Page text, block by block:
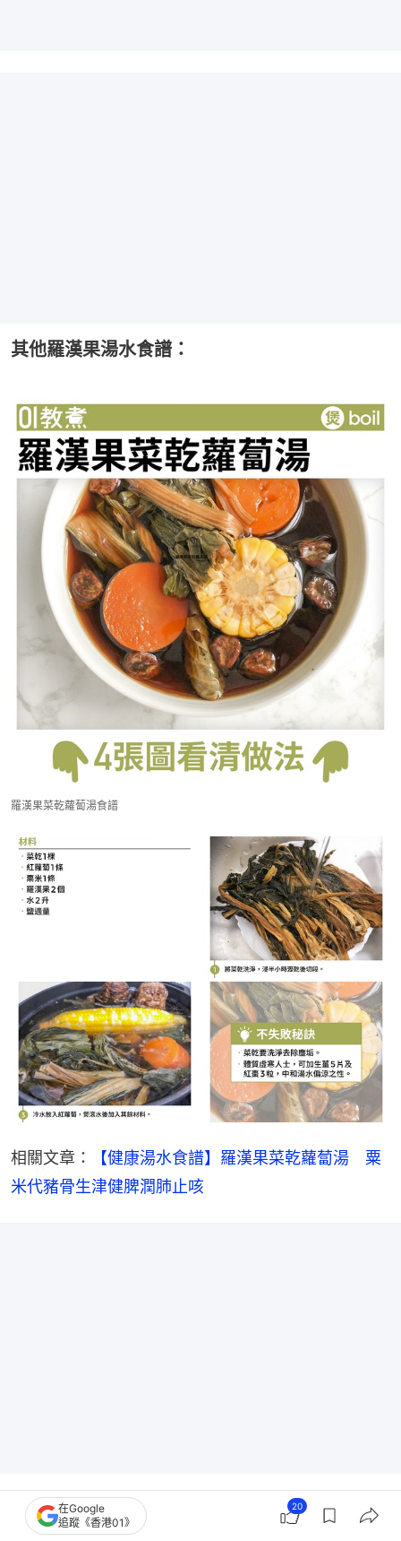
其他羅漢果湯水食譜：
羅漢果菜乾蘿蔔湯食譜
相關文章：
【健康湯水食譜】羅漢果菜乾蘿蔔湯　粟
米代豬骨生津健脾潤肺止咳
在Google
追蹤《香港01》
20